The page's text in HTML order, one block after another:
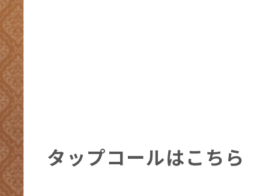
タップコールはこちら